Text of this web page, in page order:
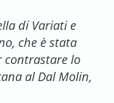
di Variati e
che è stata
contrastare lo
al Dal Molin,